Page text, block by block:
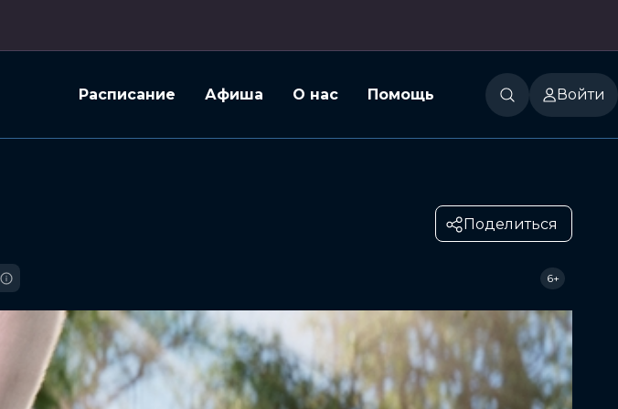
Расписание Афиша О нас Помощь Войти
Поделиться
6+